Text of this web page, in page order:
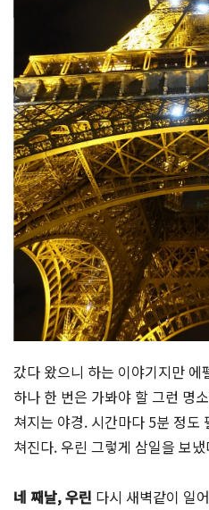
갔다 왔으니 하는 이야기지만
하나 한 번은 가봐야 할 그런 명
쳐지는 야경. 시간마다 5분 정도
쳐진다. 우린 그렇게 삼일을 보
네 째날, 우린 다시 새벽같이 일